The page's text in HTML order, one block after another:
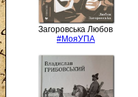
Загоровська Любов
#МояУПА